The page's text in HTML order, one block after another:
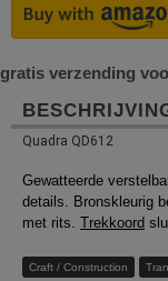
gratis verzending
Quadra QD612
Gewatteerde
details. Bronskleurig
met rits. Trekkoord
Craft / Construction